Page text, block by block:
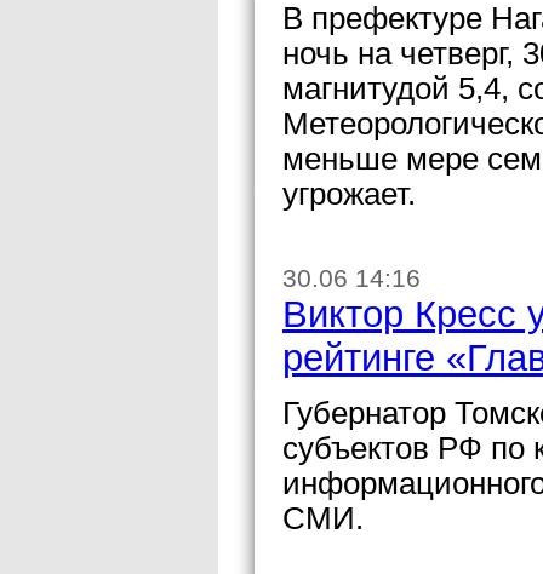
В префектуре
ночь на четверг,
магнитудой 5,4,
меньше мере
угрожает.
30.06 14:16
Виктор Кресс
рейтинге
Губернатор
субъектов РФ по
СМИ.